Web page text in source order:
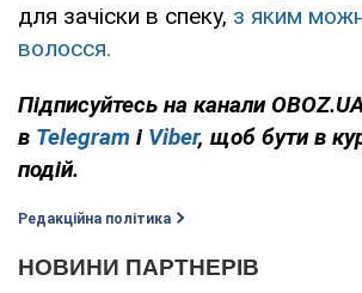
для зачіски в спеку, з яким
волосся.
Підписуйтесь на канали
в Telegram і Viber, щоб бути в
подій.
Редакційна політика